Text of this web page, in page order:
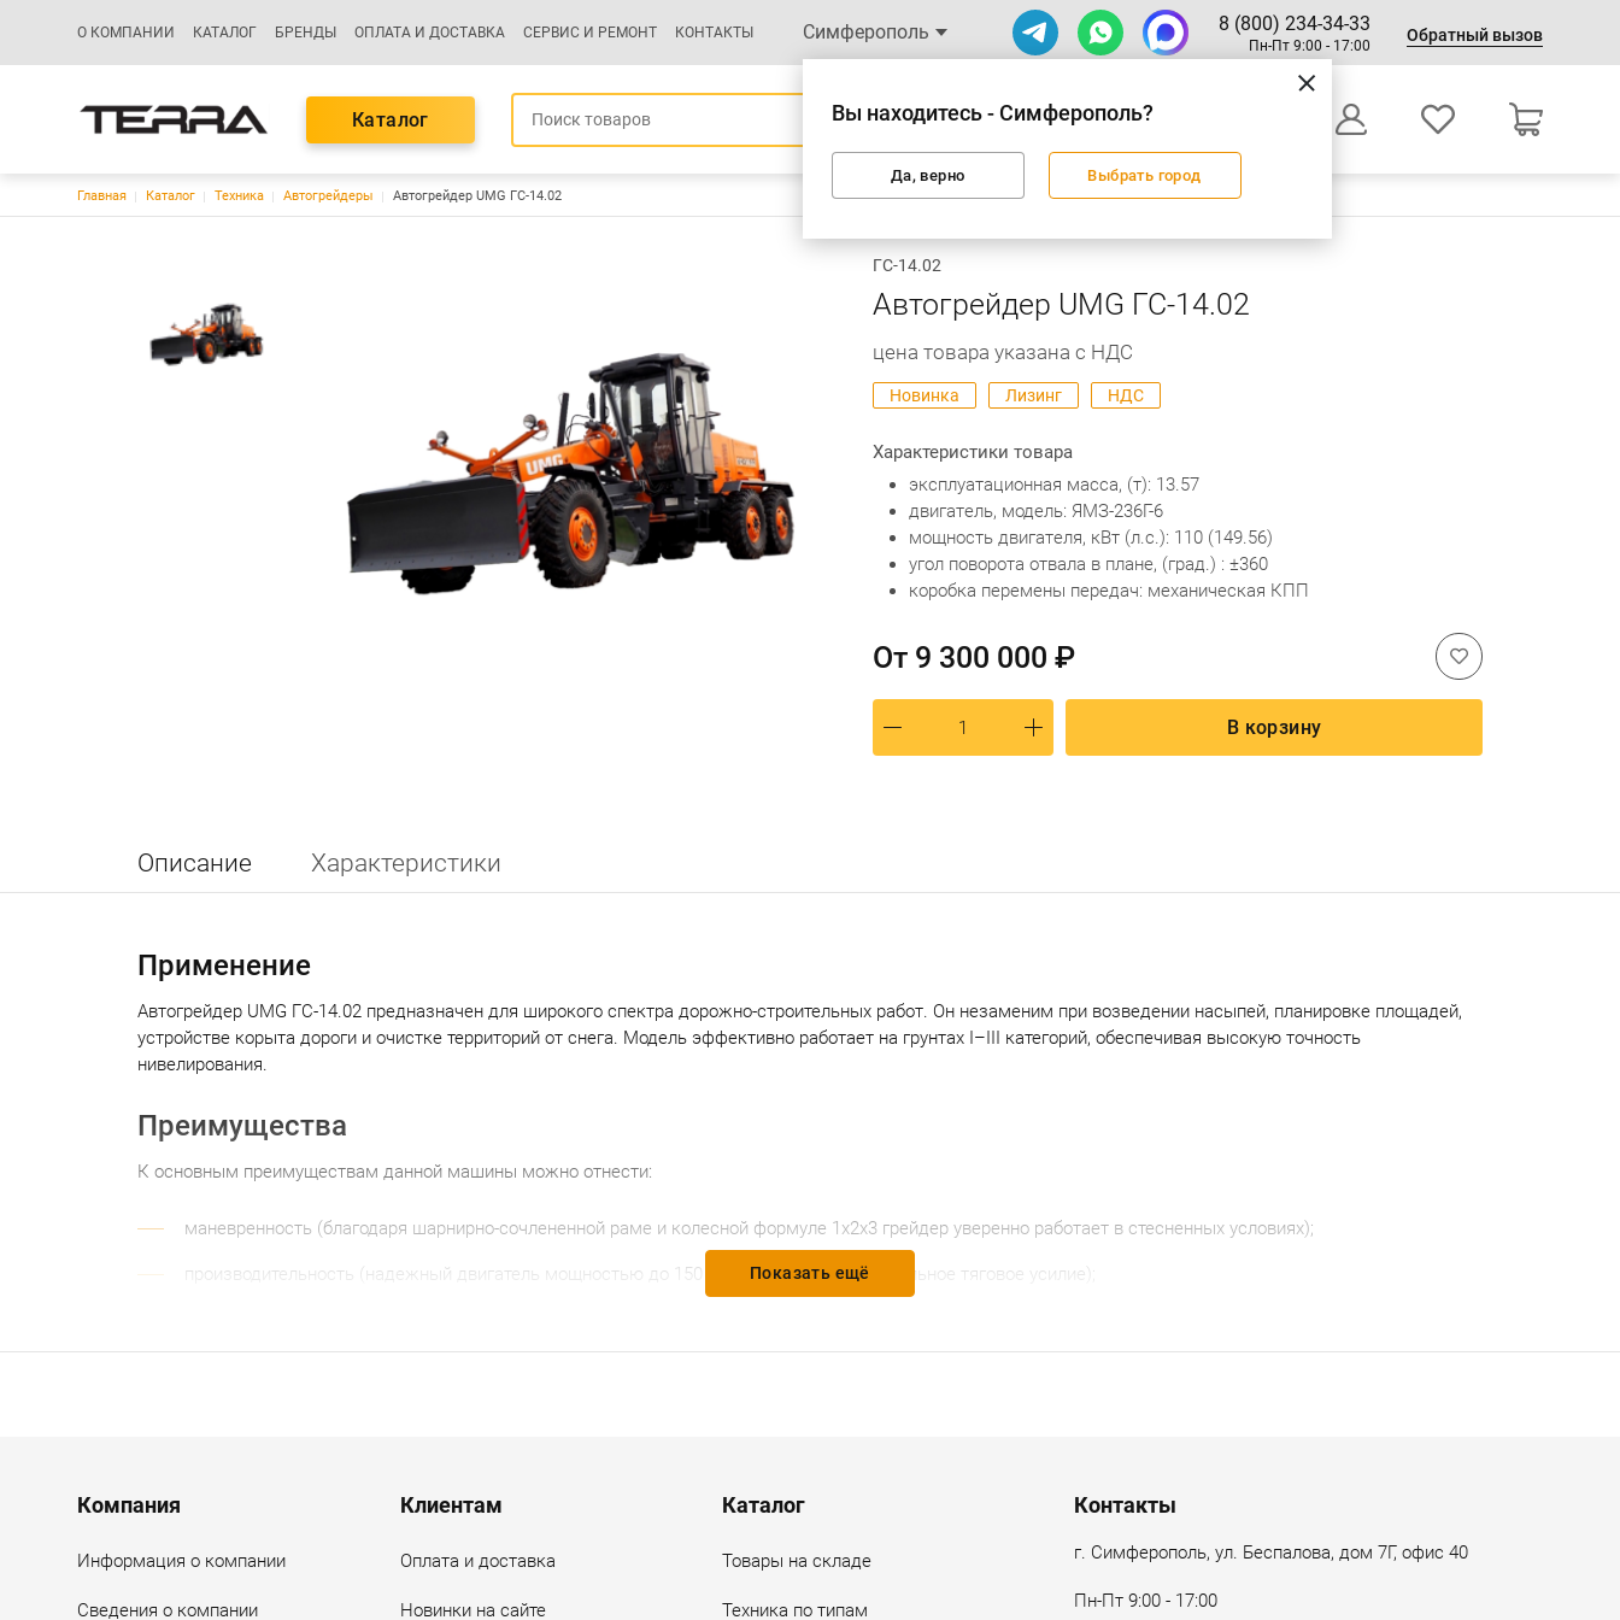
Основная навигация
О КОМПАНИИ КАТАЛОГ БРЕНДЫ ОПЛАТА И ДОСТАВКА СЕРВИС И РЕМОНТ КОНТАКТЫ Симферополь
Вы находитесь - Симферополь?
Да, верно Выбрать город
8 (800) 234-34-33
Пн-Пт 9:00 - 17:00
Обратный вызов
Каталог
Оформление заказа
Строка навигации
Главная Каталог Техника Автогрейдеры Автогрейдер UMG ГС-14.02
ГС-14.02
Автогрейдер UMG ГС-14.02
цена товара указана с НДС
Новинка Лизинг НДС
Характеристики товара
экcплуaтaциoннaя мaсса, (т): 13.57
двигатeль, модeль: ЯМЗ-236Г-6
мощнocть двигaтeля, кBт (л.c.): 110 (149.56)
угoл пoвоpoтa отвaла в планe, (грaд.) : ±360
коробка перемены передач: механическая КПП
От 9 300 000 ₽
В корзину
Описание Характеристики
Применение
Автогрейдер UMG ГС-14.02 предназначен для широкого спектра дорожно-строительных работ. Он незаменим при возведении насыпей, планировке площадей,
устройстве корыта дороги и очистке территорий от снега. Модель эффективно работает на грунтах I–III категорий, обеспечивая высокую точность
нивелирования.
Преимущества
К основным преимуществам данной машины можно отнести:
маневренность (благодаря шарнирно-сочлененной раме и колесной формуле 1х2х3 грейдер уверенно работает в стесненных условиях);
производительность (надежный двигатель мощностью до 150 л.с. обеспечивает стабильное тяговое усилие);
боковой грейдерный отвал (для работы за барьерными ограждениями);
Показать ещё
Menu footer
Компания
Информация о компании
Сведения о компании
Клиентам
Оплата и доставка
Новинки на сайте
Каталог
Товары на складе
Техника по типам
Контакты
г. Симферополь, ул. Беспалова, дом 7Г, офис 40
Пн-Пт 9:00 - 17:00